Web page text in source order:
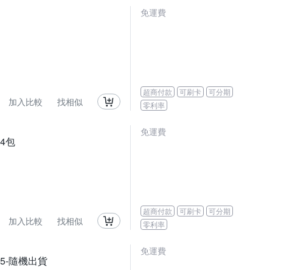
加入比較 找相似
免運費
超商付款 可刷卡
可分期
零利率
包
加入比較 找相似
免運費
超商付款 可刷卡
可分期
零利率
隨機出貨
免運費